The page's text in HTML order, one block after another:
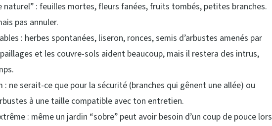
naturel” : feuilles mortes, fleurs fanées, fruits tombés, petites branches.
pas annuler.
: herbes spontanées, liseron, ronces, semis d’arbustes amenés par
et les couvre-sols aident beaucoup, mais il restera des intrus,
: ne serait-ce que pour la sécurité (branches qui gênent une allée) ou
à une taille compatible avec ton entretien.
: même un jardin “sobre” peut avoir besoin d’un coup de pouce lors